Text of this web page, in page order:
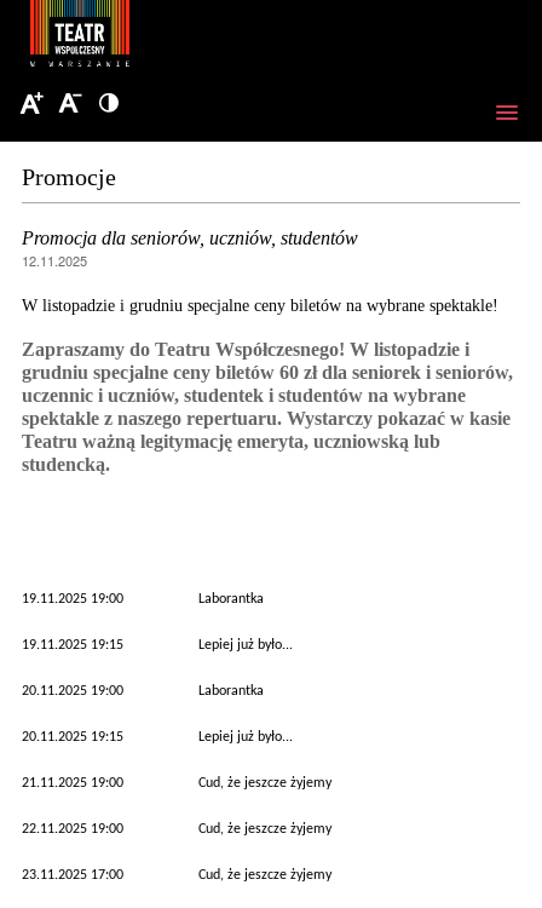
Promocje
Promocja dla seniorów, uczniów, studentów
12.11.2025
W listopadzie i grudniu specjalne ceny biletów na wybrane spektakle!
Zapraszamy do Teatru Współczesnego! W listopadzie i
grudniu specjalne ceny biletów 60 zł dla seniorek i seniorów,
uczennic i uczniów, studentek i studentów na wybrane
spektakle z naszego repertuaru. Wystarczy pokazać w kasie
Teatru ważną legitymację emeryta, uczniowską lub
studencką.
19.11.2025 19:00 Laborantka
19.11.2025 19:15 Lepiej już było...
20.11.2025 19:00 Laborantka
20.11.2025 19:15 Lepiej już było...
21.11.2025 19:00 Cud, że jeszcze żyjemy
22.11.2025 19:00 Cud, że jeszcze żyjemy
23.11.2025 17:00 Cud, że jeszcze żyjemy